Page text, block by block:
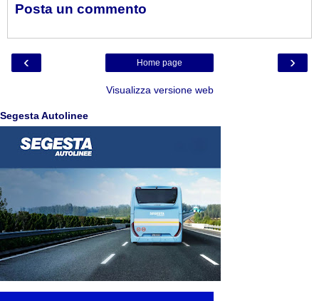
Posta un commento
‹ ›
Home page
Visualizza versione web
Segesta Autolinee